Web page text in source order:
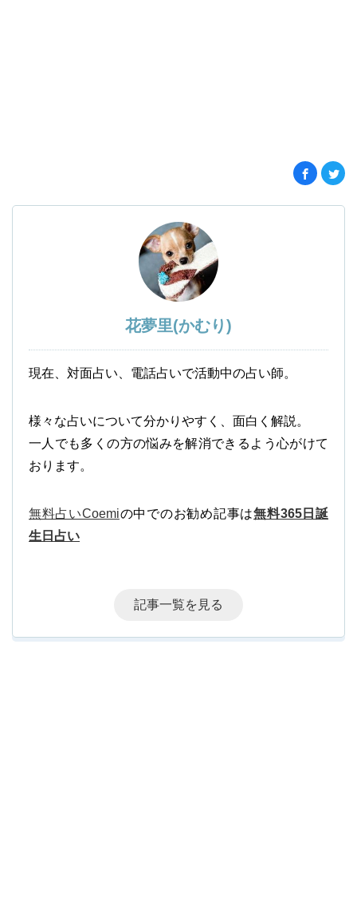
花夢里(かむり)
現在、対面占い、電話占いで活動中の占い師。
様々な占いについて分かりやすく、面白く解説。
一人でも多くの方の悩みを解消できるよう心がけて
おります。
無料占いCoemiの中でのお勧め記事は無料365日誕
生日占い
記事一覧を見る